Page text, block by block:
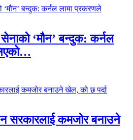
‘मौन’ बन्दुक: कर्नल
सरकारलाई कमजोर बनाउने